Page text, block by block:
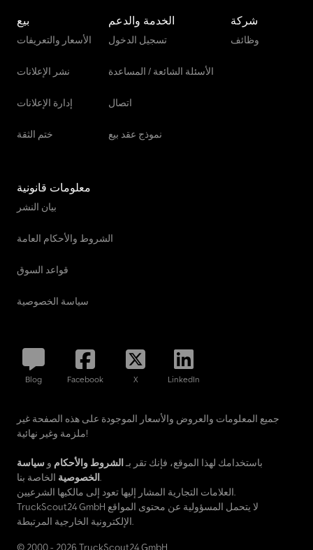
Claas Volto 45
Claas Volto 65
بيع
الأسعار والتعريفات
نشر الإعلانات
إدارة الإعلانات
ختم الثقة
الخدمة والدعم
تسجيل الدخول
الأسئلة الشائعة / المساعدة
اتصال
نموذج عقد بيع
شركة
وظائف
معلومات قانونية
بيان النشر
الشروط والأحكام العامة
قواعد السوق
سياسة الخصوصية
Blog Facebook X LinkedIn
جميع المعلومات والعروض والأسعار الموجودة على هذه الصفحة غير
ملزمة وغير نهائية!
باستخدامك لهذا الموقع، فإنك تقر بـ الشروط والأحكام و سياسة
الخصوصيةالخاصة بنا.
العلامات التجارية المشار إليها تعود إلى مالكيها الشرعيين.
TruckScout24 GmbH لا يتحمل المسؤولية عن محتوى المواقع
الإلكترونية الخارجية المرتبطة.
© 2000 - 2026 TruckScout24 GmbH